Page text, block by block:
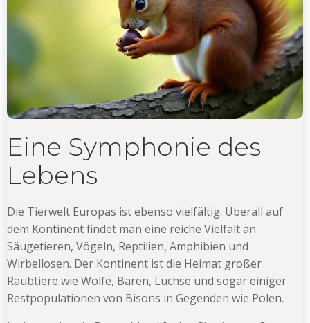
Eine Symphonie des
Lebens
Die Tierwelt Europas ist ebenso vielfältig. Überall auf
dem Kontinent findet man eine reiche Vielfalt an
Säugetieren, Vögeln, Reptilien, Amphibien und
Wirbellosen. Der Kontinent ist die Heimat großer
Raubtiere wie Wölfe, Bären, Luchse und sogar einiger
Restpopulationen von Bisons in Gegenden wie Polen.